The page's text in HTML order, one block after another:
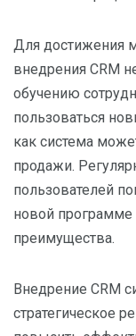
Для достижения
внедрения CRM
обучению
пользоваться
как система
продажи.
пользователей
новой программе
преимущества.
Внедрение CRM
стратегическое